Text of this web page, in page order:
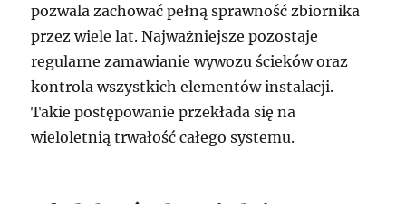
pozwala zachować pełną sprawność zbiornika
przez wiele lat. Najważniejsze pozostaje
regularne zamawianie wywozu ścieków oraz
kontrola wszystkich elementów instalacji.
Takie postępowanie przekłada się na
wieloletnią trwałość całego systemu.